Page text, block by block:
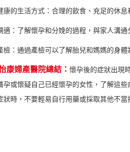
康的生活方式：合理的飲食、充足的休
適：了解懷孕和分娩的過程，與家人溝
檢：通過產檢可以了解胎兒和媽媽的身體
康婦產醫院總結： 懷孕後的症狀出現
孕或懷疑自己已經懷孕的女性，了解這
狀時，不要輕易自行用藥或採取其他不